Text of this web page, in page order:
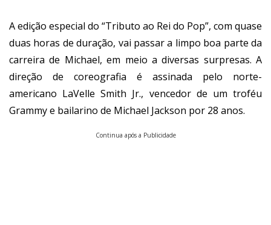
A edição especial do “Tributo ao Rei do Pop”, com quase
duas horas de duração, vai passar a limpo boa parte da
carreira de Michael, em meio a diversas surpresas. A
direção de coreografia é assinada pelo norte-
americano LaVelle Smith Jr., vencedor de um troféu
Grammy e bailarino de Michael Jackson por 28 anos.
Continua após a Publicidade